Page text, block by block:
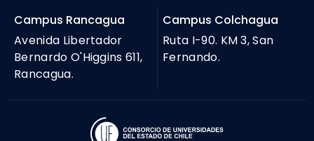
Campus Rancagua
Avenida Libertador
Bernardo O'Higgins 611,
Rancagua.
Campus Colchagua
Ruta I-90. KM 3, San
Fernando.